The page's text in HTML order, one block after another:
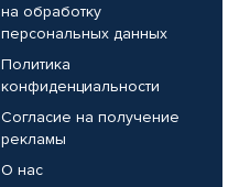
на обработку
персональных данных
Политика
конфиденциальности
Согласие на получение
рекламы
О нас